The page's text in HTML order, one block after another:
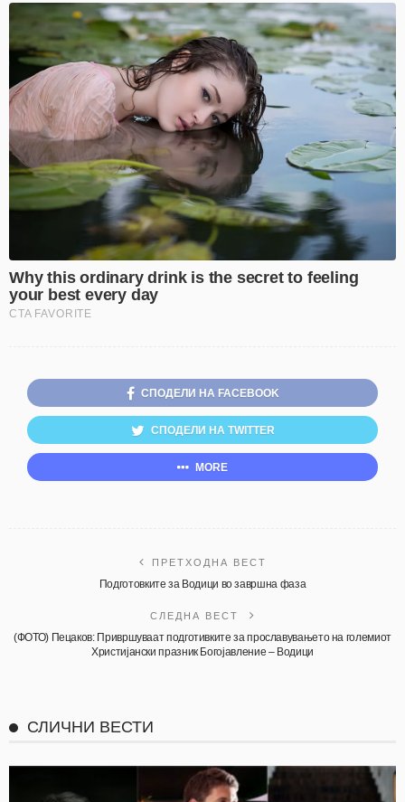
СПОДЕЛИ НА FACEBOOK
СПОДЕЛИ НА TWITTER
MORE
ПРЕТХОДНА ВЕСТ
Подготовките за Водици во завршна фаза
СЛЕДНА ВЕСТ
(ФОТО) Пецаков: Привршуваат подготивките за прославувањето на големиот
Христијански празник Богојавление – Водици
СЛИЧНИ ВЕСТИ